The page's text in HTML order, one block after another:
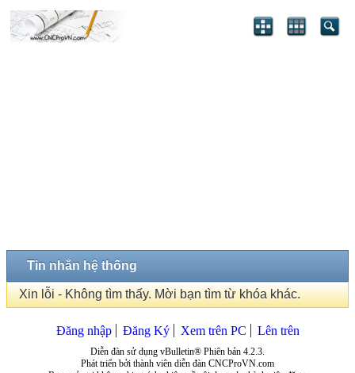
Tin nhắn hệ thống
Xin lỗi - Không tìm thấy. Mời bạn tìm từ khóa khác.
Đăng nhập Đăng Ký Xem trên PC Lên trên
Diễn đàn sử dụng vBulletin® Phiên bản 4.2.3.
Phát triển bởi thành viên diễn đàn CNCProVN.com